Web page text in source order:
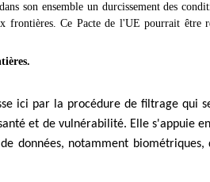
son ensemble un durcissement des
frontières. Ce Pacte de l'UE pourrait être
ici par la procédure de filtrage qui
et de vulnérabilité. Elle s'appuie
données, notamment biométriques,